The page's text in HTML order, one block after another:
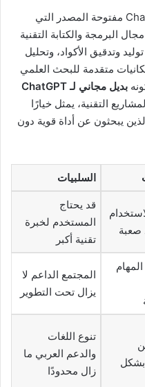
من أبرز بدائل ChatGPT مفتوحة المصدر التي
البرمجة والكتابة التقنية
وتدقيق الأكواد، وتحليل
متقدمة للبحث العلمي
بديل مجاني لـ ChatGPT
التقنية، يمثل خيارًا
يبحثون عن أداة قوية دون
السلبيات
صعبة
قد يحتاج
المستخدم لخبرة
تقنية أكبر
المجتمع الداعم لا
يزال تحت التطوير
بشكل
تنوع اللغات
والدعم العربي ما
زال محدودًا